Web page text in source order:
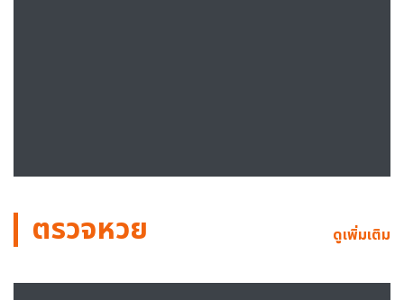
ตรวจหวย ดูเพิ่มเติม